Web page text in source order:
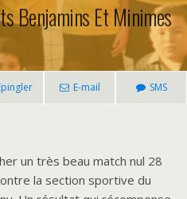
Benjamins Et Minimes
E-mail SMS
un très beau match nul 28
la section sportive du